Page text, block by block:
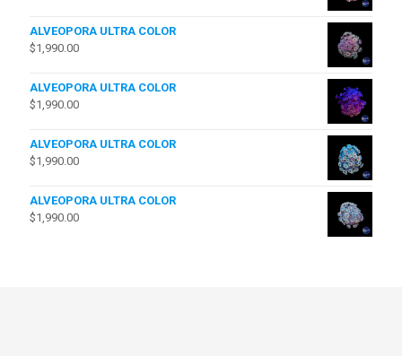
ALVEOPORA ULTRA COLOR
$1,990.00
ALVEOPORA ULTRA COLOR
$1,990.00
ALVEOPORA ULTRA COLOR
$1,990.00
ALVEOPORA ULTRA COLOR
$1,990.00